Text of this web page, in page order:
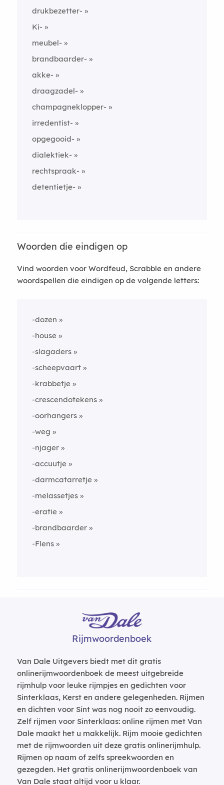
drukbezetter-
Ki-
meubel-
brandbaarder-
akke-
draagzadel-
champagneklopper-
irredentist-
opgegooid-
dialektiek-
rechtspraak-
detentietje-
Woorden die eindigen op
Vind woorden voor Wordfeud, Scrabble en andere
woordspellen die eindigen op de volgende letters:
-dozen
-house
-slagaders
-scheepvaart
-krabbetje
-crescendotekens
-oorhangers
-weg
-njager
-accuutje
-darmcatarretje
-melassetjes
-eratie
-brandbaarder
-Flens
Rijmwoordenboek
Van Dale Uitgevers biedt met dit gratis
onlinerijmwoordenboek de meest uitgebreide
rijmhulp voor leuke rijmpjes en gedichten voor
Sinterklaas, Kerst en andere gelegenheden. Rijmen
en dichten voor Sint was nog nooit zo eenvoudig.
Zelf rijmen voor Sinterklaas: online rijmen met Van
Dale maakt het u makkelijk. Rijm mooie gedichten
met de rijmwoorden uit deze gratis onlinerijmhulp.
Rijmen op naam of zelfs spreekwoorden en
gezegden. Het gratis onlinerijmwoordenboek van
Van Dale staat altijd voor u klaar.